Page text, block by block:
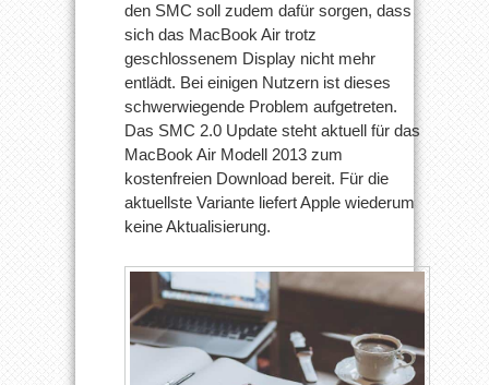
den SMC soll zudem dafür sorgen, dass
sich das MacBook Air trotz
geschlossenem Display nicht mehr
entlädt. Bei einigen Nutzern ist dieses
schwerwiegende Problem aufgetreten.
Das SMC 2.0 Update steht aktuell für das
MacBook Air Modell 2013 zum
kostenfreien Download bereit. Für die
aktuellste Variante liefert Apple wiederum
keine Aktualisierung.